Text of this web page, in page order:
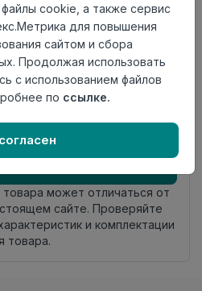
Плитка
может отличаться от
сайте. Проверяйте
и комплектации
товара.
cookie, а также сервис
для повышения
сайтом и сбора
Продолжая использовать
с использованием файлов
по ссылке.